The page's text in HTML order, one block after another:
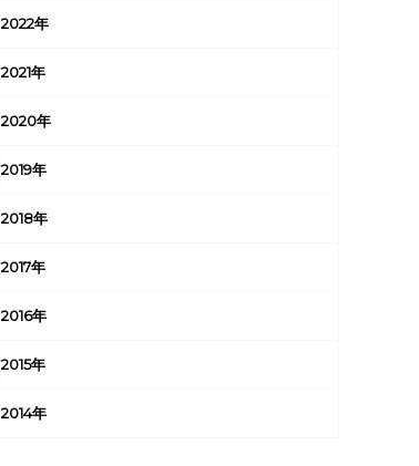
2022年
2021年
2020年
2019年
2018年
2017年
2016年
2015年
2014年